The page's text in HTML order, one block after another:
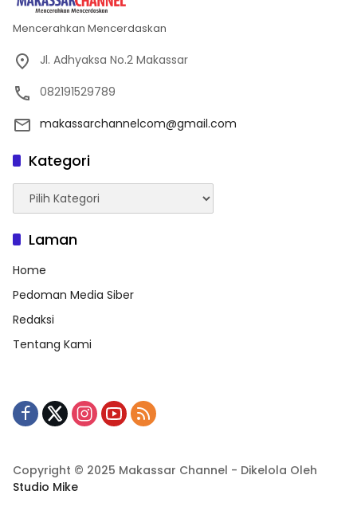
Mencerahkan Mencerdaskan
Jl. Adhyaksa No.2 Makassar
082191529789
makassarchannelcom@gmail.com
Kategori
Kategori
Laman
Home
Pedoman Media Siber
Redaksi
Tentang Kami
Copyright © 2025 Makassar Channel - Dikelola Oleh
Studio Mike